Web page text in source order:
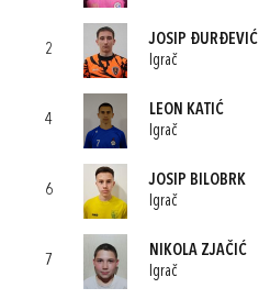
2
JOSIP ĐURĐEVIĆ
Igrač
4
LEON KATIĆ
Igrač
6
JOSIP BILOBRK
Igrač
7
NIKOLA ZJAČIĆ
Igrač